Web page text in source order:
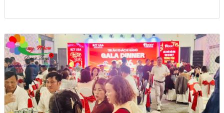
chèo SUP tại Quy Nhơn